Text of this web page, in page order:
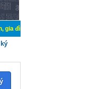
bán, ký gửi, cho thuê thiết bị